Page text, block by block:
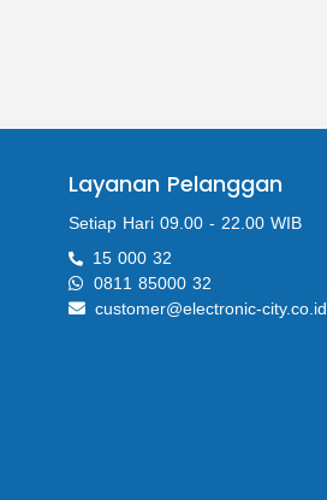
Layanan Pelanggan
Setiap Hari 09.00 - 22.00 WIB
15 000 32
0811 85000 32
customer@electronic-city.co.id